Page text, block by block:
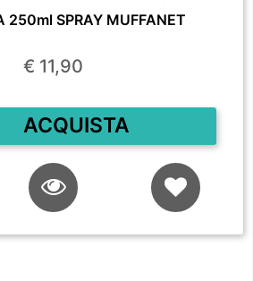
250ml SPRAY MUFFANET
€ 11,90
Quantità
ACQUISTA